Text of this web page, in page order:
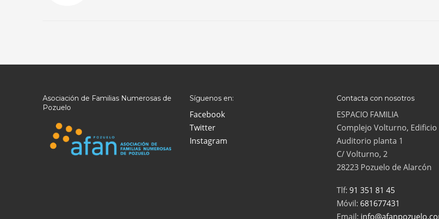
Asociación de Familias Numerosas de
Pozuelo
Síguenos en:
Facebook
Twitter
Instagram
Contacta con nosotros
ESPACIO FAMILIA
Complejo Volturno, Edificio
Auditorio planta 1
C/ Volturno, 2
28223 Pozuelo de Alarcón
Tlf: 91 351 81 45
Móvil: 681677431
Email: